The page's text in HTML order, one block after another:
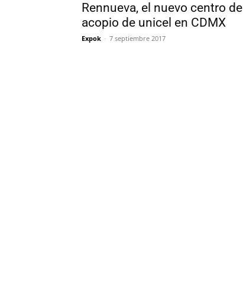
Rennueva, el nuevo centro de
acopio de unicel en CDMX
Expok - 7 septiembre 2017